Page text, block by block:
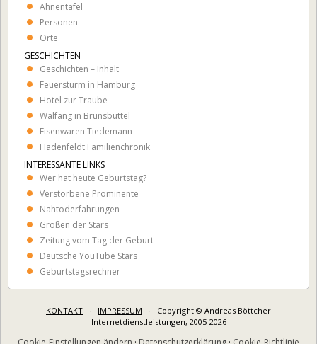
Ahnentafel
Personen
Orte
GESCHICHTEN
Geschichten – Inhalt
Feuersturm in Hamburg
Hotel zur Traube
Walfang in Brunsbüttel
Eisenwaren Tiedemann
Hadenfeldt Familienchronik
INTERESSANTE LINKS
Wer hat heute Geburtstag?
Verstorbene Prominente
Nahtoderfahrungen
Größen der Stars
Zeitung vom Tag der Geburt
Deutsche YouTube Stars
Geburtstagsrechner
KONTAKT · IMPRESSUM · Copyright © Andreas Böttcher
Internetdienstleistungen, 2005-2026